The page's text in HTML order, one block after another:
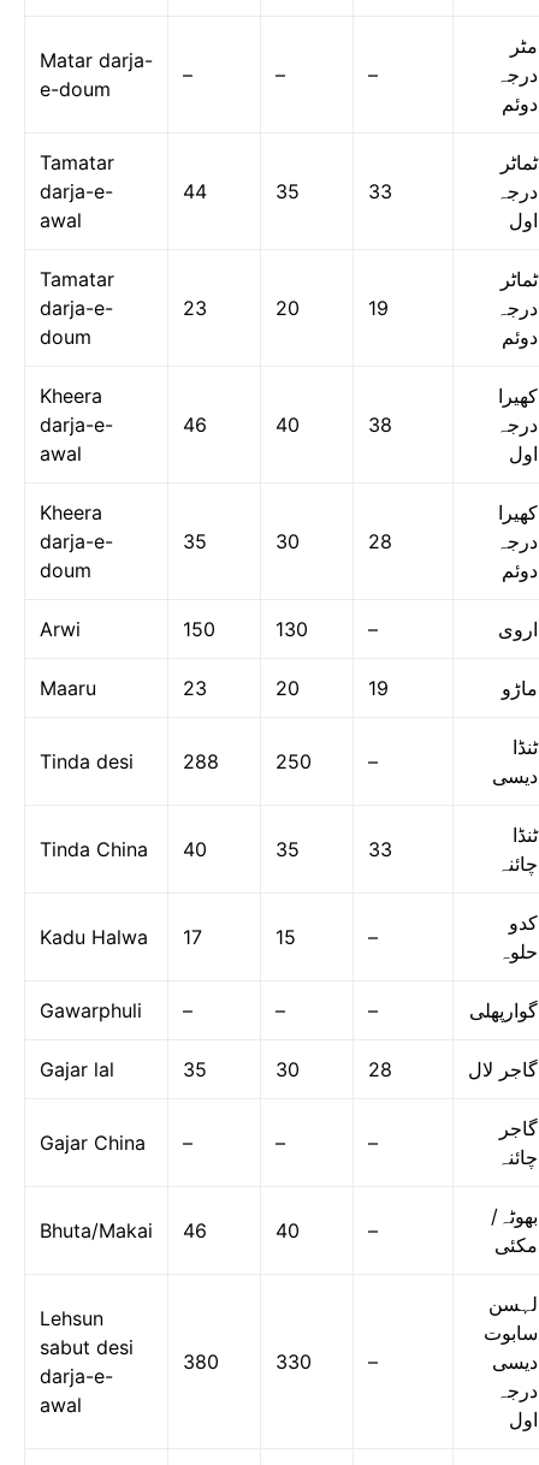
Matar darja-
e-doum
– – –
مٹر
درجہ
دوئم
Tamatar
darja-e-
awal
44 35 33
ٹماٹر
درجہ
اول
Tamatar
darja-e-
doum
23 20 19
ٹماٹر
درجہ
دوئم
Kheera
darja-e-
awal
46 40 38
کھیرا
درجہ
اول
Kheera
darja-e-
doum
35 30 28
کھیرا
درجہ
دوئم
Arwi 150 130 – اروی
Maaru 23 20 19 ماڑو
Tinda desi 288 250 –
ٹنڈا
دیسی
Tinda China 40 35 33
ٹنڈا
چائنہ
Kadu Halwa 17 15 –
کدو
حلوہ
Gawarphuli – – – گوارپھلی
Gajar lal 35 30 28 گاجر لال
Gajar China – – –
گاجر
چائنہ
Bhuta/Makai 46 40 –
بھوٹہ/
مکئی
Lehsun
sabut desi
darja-e-
awal
380 330 –
لہسن
سابوت
دیسی
درجہ
اول